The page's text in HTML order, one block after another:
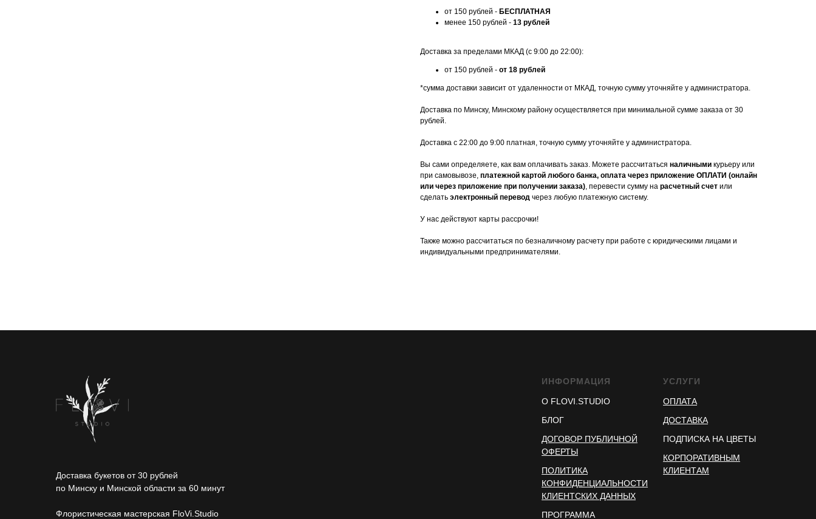
от 150 рублей - БЕСПЛАТНАЯ
менее 150 рублей - 13 рублей
Доставка за пределами МКАД (с 9:00 до 22:00):
от 150 рублей - от 18 рублей
*сумма доставки зависит от удаленности от МКАД, точную сумму уточняйте у администратора.
Доставка по Минску, Минскому району осуществляется при минимальной сумме заказа от 30
рублей.
Доставка с 22:00 до 9:00 платная, точную сумму уточняйте у администратора.
Вы сами определяете, как вам оплачивать заказ. Можете рассчитаться наличными курьеру или
при самовывозе, платежной картой любого банка, оплата через приложение ОПЛАТИ (онлайн
или через приложение при получении заказа) , перевести сумму на расчетный счет или
сделать электронный перевод через любую платежную систему.
У нас действуют карты рассрочки!
Также можно рассчитаться по безналичному расчету при работе с юридическими лицами и
индивидуальными предпринимателями.
Доставка букетов от 30 рублей
по Минску и Минской области за 60 минут
Флористическая мастерская FloVi.Studio
ИНФОРМАЦИЯ
О FLOVI.STUDIO
БЛОГ
ДОГОВОР ПУБЛИЧНОЙ
ОФЕРТЫ
ПОЛИТИКА
КОНФИДЕНЦИАЛЬНОСТИ
КЛИЕНТСКИХ ДАННЫХ
ПРОГРАММА
УСЛУГИ
ОПЛАТА
ДОСТАВКА
ПОДПИСКА НА ЦВЕТЫ
КОРПОРАТИВНЫМ
КЛИЕНТАМ